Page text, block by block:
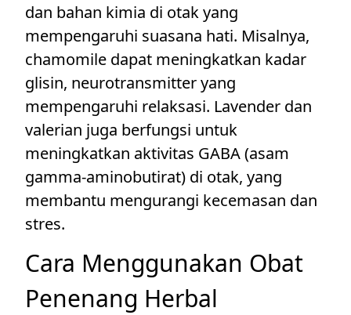
dan bahan kimia di otak yang
mempengaruhi suasana hati. Misalnya,
chamomile dapat meningkatkan kadar
glisin, neurotransmitter yang
mempengaruhi relaksasi. Lavender dan
valerian juga berfungsi untuk
meningkatkan aktivitas GABA (asam
gamma-aminobutirat) di otak, yang
membantu mengurangi kecemasan dan
stres.
Cara Menggunakan Obat
Penenang Herbal